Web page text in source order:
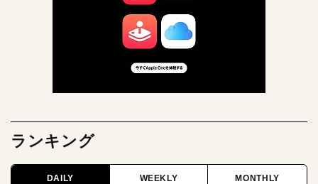
ランキング
DAILY WEEKLY MONTHLY